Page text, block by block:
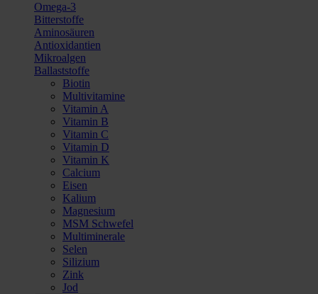
Omega-3
Bitterstoffe
Aminosäuren
Antioxidantien
Mikroalgen
Ballaststoffe
Biotin
Multivitamine
Vitamin A
Vitamin B
Vitamin C
Vitamin D
Vitamin K
Calcium
Eisen
Kalium
Magnesium
MSM Schwefel
Multiminerale
Selen
Silizium
Zink
Jod